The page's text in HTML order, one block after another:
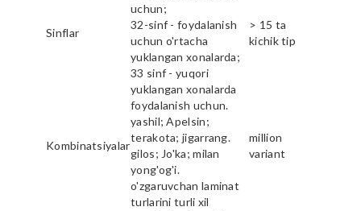
Sinflar
uchun;
32-sinf - foydalanish
uchun o'rtacha
yuklangan xonalarda;
33 sinf - yuqori
yuklangan xonalarda
foydalanish uchun.
> 15 ta
kichik tip
Kombinatsiyalar
yashil; Apelsin;
terakota; jigarrang.
gilos; Jo'ka; milan
yong'og'i.
million
variant
o'zgaruvchan laminat
turlarini turli xil